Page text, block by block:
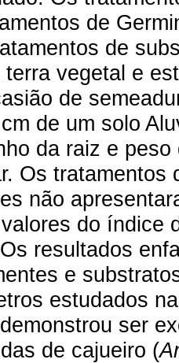
de
de
vegetal e
de
de um solo
da raiz e
Os tratamentos
não
do índice
resultados
e
estudados
ser
de cajueiro (